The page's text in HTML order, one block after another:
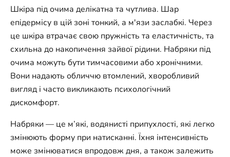
Шкіра під очима делікатна та чутлива. Шар
епідермісу в цій зоні тонкий, а м'язи заслабкі. Через
це шкіра втрачає свою пружність та еластичність, та
схильна до накопичення зайвої рідини. Набряки під
очима можуть бути тимчасовими або хронічними.
Вони надають обличчю втомлений, хворобливий
вигляд і часто викликають психологічний
дискомфорт.
Набряки — це м’які, водянисті припухлості, які легко
змінюють форму при натисканні. Їхня інтенсивність
може змінюватися впродовж дня, а також залежить